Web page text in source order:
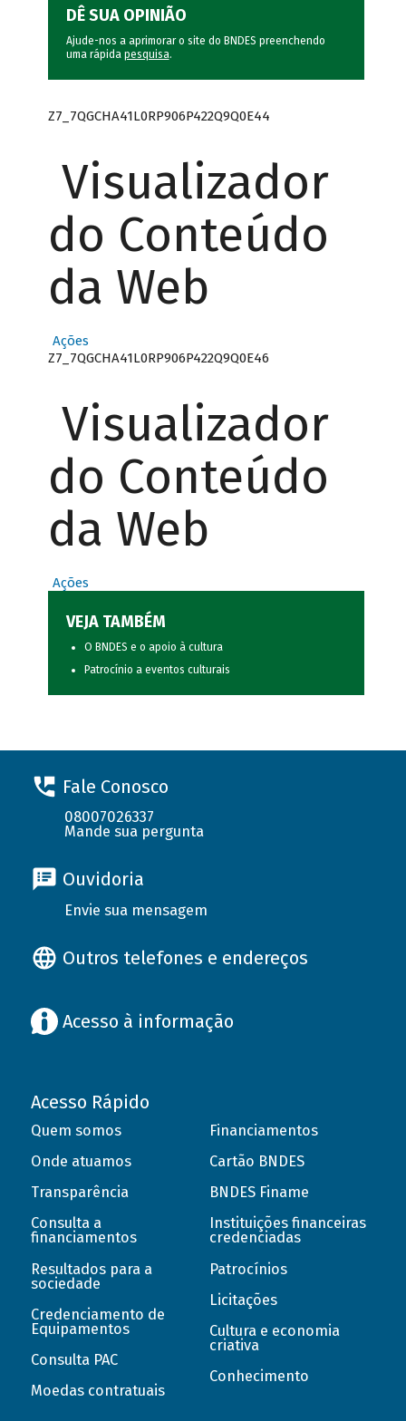
DÊ SUA OPINIÃO
Ajude-nos a aprimorar o site do BNDES preenchendo
uma rápida pesquisa.
Z7_7QGCHA41L0RP906P422Q9Q0E44
Visualizador
do Conteúdo
da Web
Ações
Z7_7QGCHA41L0RP906P422Q9Q0E46
Visualizador
do Conteúdo
da Web
Ações
VEJA TAMBÉM
O BNDES e o apoio à cultura
Patrocínio a eventos culturais
Fale Conosco
08007026337
Mande sua pergunta
Ouvidoria
Envie sua mensagem
Outros telefones e endereços
Acesso à informação
Acesso Rápido
Quem somos
Onde atuamos
Transparência
Consulta a
financiamentos
Resultados para a
sociedade
Credenciamento de
Equipamentos
Consulta PAC
Moedas contratuais
Financiamentos
Cartão BNDES
BNDES Finame
Instituições financeiras
credenciadas
Patrocínios
Licitações
Cultura e economia
criativa
Conhecimento